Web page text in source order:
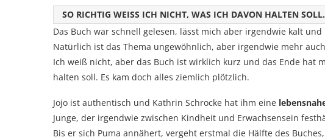
SO RICHTIG WEISS ICH NICHT, WAS ICH DAVON HALTEN SOLL…
Das Buch war schnell gelesen, lässt mich aber irgendwie kalt und
Natürlich ist das Thema ungewöhnlich, aber irgendwie mehr
Ich weiß nicht, aber das Buch ist wirklich kurz und das Ende hat
halten soll. Es kam doch alles ziemlich plötzlich.
Jojo ist authentisch und Kathrin Schrocke hat ihm eine
Junge, der irgendwie zwischen Kindheit und Erwachsensein
Bis er sich Puma annähert, vergeht erstmal die Hälfte des